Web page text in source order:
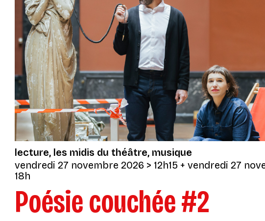
lecture les midis du théâtre musique
vendredi 27 novembre 2026 > 12h15 + vendredi 27
18h
Poésie couchée #2